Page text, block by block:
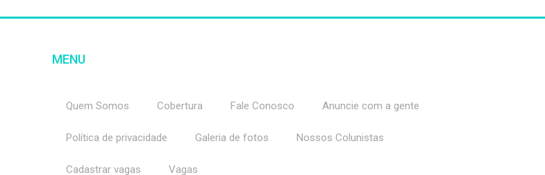
MENU
Quem Somos Cobertura Fale Conosco Anuncie com a gente
Política de privacidade Galeria de fotos Nossos Colunistas
Cadastrar vagas Vagas